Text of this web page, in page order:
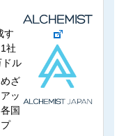
す
社
ドル
ざ
ッ
国